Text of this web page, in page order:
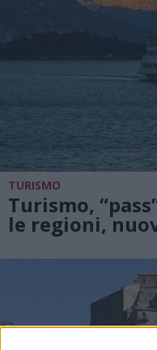
TURISMO
Turismo,
le regioni,